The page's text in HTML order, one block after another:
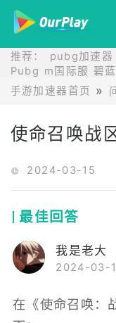
推荐： pubg加速器
Pubg m国际服 碧
手游加速器首页
使命召唤战
2024-03-15
最佳回答
我是老大
2024-03-
在《使命召唤：